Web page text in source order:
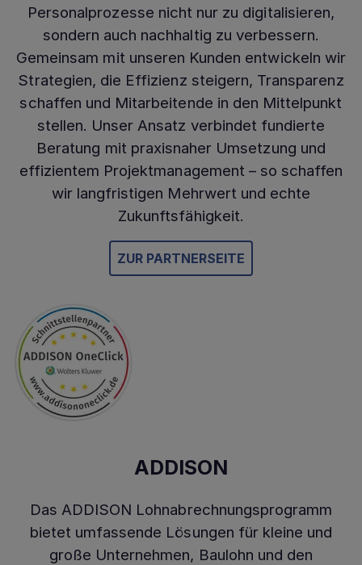
Personalprozesse nicht nur zu digitalisieren,
sondern auch nachhaltig zu verbessern.
Gemeinsam mit unseren Kunden entwickeln wir
Strategien, die Effizienz steigern, Transparenz
schaffen und Mitarbeitende in den Mittelpunkt
stellen. Unser Ansatz verbindet fundierte
Beratung mit praxisnaher Umsetzung und
effizientem Projektmanagement – so schaffen
wir langfristigen Mehrwert und echte
Zukunftsfähigkeit.
ZUR PARTNERSEITE
ADDISON
Das ADDISON Lohnabrechnungsprogramm
bietet umfassende Lösungen für kleine und
große Unternehmen, Baulohn und den